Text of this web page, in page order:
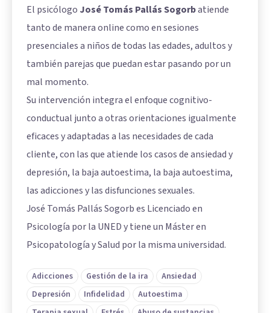
El psicólogo José Tomás Pallás Sogorbatiende
tanto de manera online como en sesiones
presenciales a niños de todas las edades, adultos y
también parejas que puedan estar pasando por un
mal momento.
Su intervención integra el enfoque cognitivo-
conductual junto a otras orientaciones igualmente
eficaces y adaptadas a las necesidades de cada
cliente, con las que atiende los casos de ansiedad y
depresión, la baja autoestima, la baja autoestima,
las adicciones y las disfunciones sexuales.
José Tomás Pallás Sogorb es Licenciado en
Psicología por la UNED y tiene un Máster en
Psicopatología y Salud por la misma universidad.
Adicciones Gestión de la ira
Ansiedad
Depresión
Infidelidad
Autoestima